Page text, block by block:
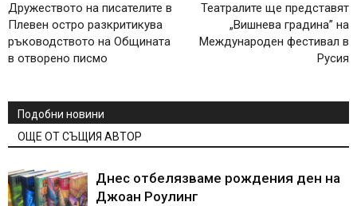
Дружеството на писателите в
Плевен остро разкритикува
ръководството на Общината
в отворено писмо
Театралите ще представят
„Вишнева градина” на
Международен фестивал в
Русия
Подобни новини
ОЩЕ ОТ СЪЩИЯ АВТОР
Днес отбелязваме рождения ден на
Джоан Роулинг